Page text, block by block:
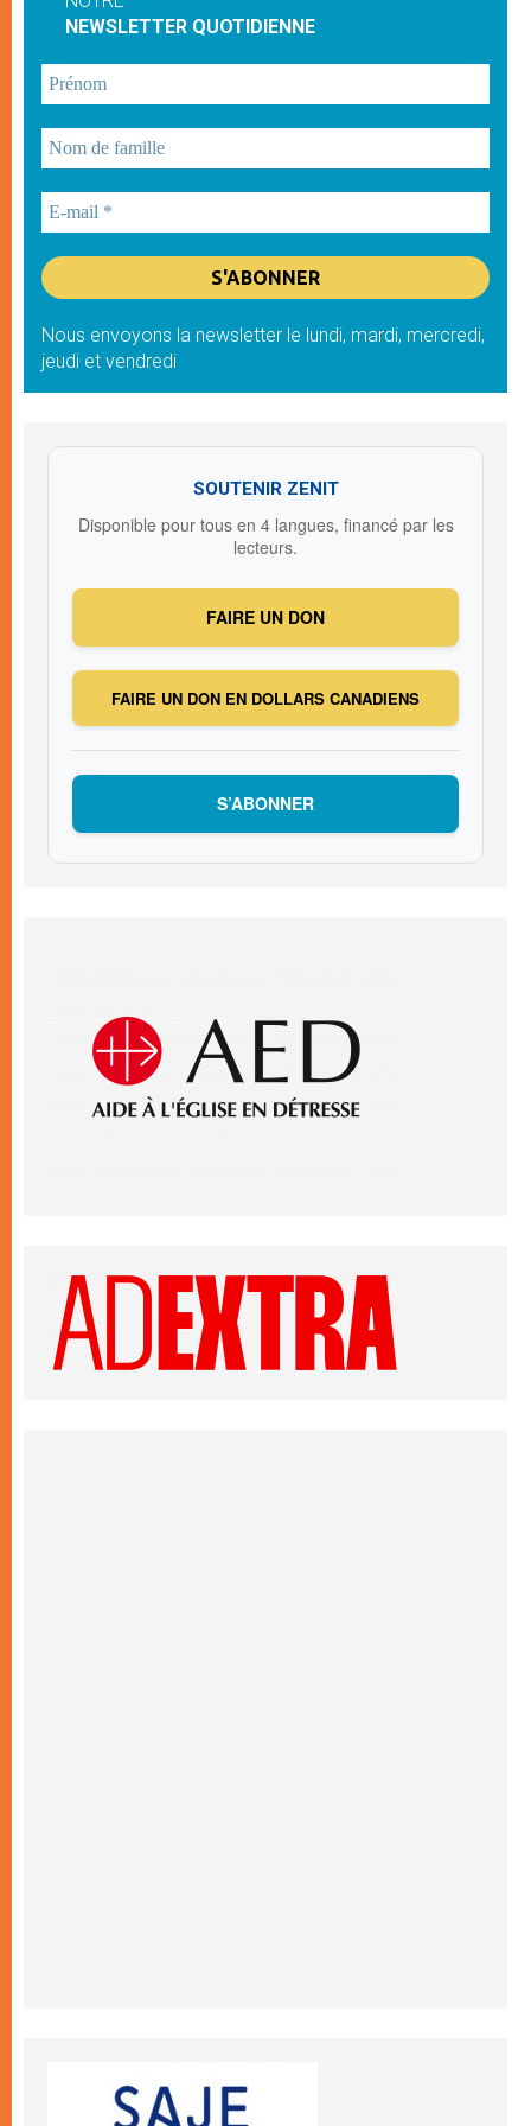
NEWSLETTER QUOTIDIENNE
Nous envoyons la newsletter le lundi, mardi, mercredi,
jeudi et vendredi
SOUTENIR ZENIT
Disponible pour tous en 4 langues, financé par les
lecteurs.
FAIRE UN DON
FAIRE UN DON EN DOLLARS CANADIENS
S’ABONNER